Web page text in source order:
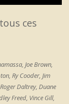
ces
Joe Brown,
Ry Cooder, Jim
Daltrey, Duane
Freed, Vince Gill,